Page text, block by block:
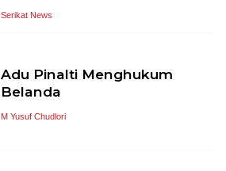
Serikat News
Adu Pinalti Menghukum
Belanda
M Yusuf Chudlori